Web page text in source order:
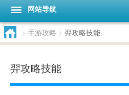
网站导航
> 手游攻略 > 羿攻略技能
羿攻略技能